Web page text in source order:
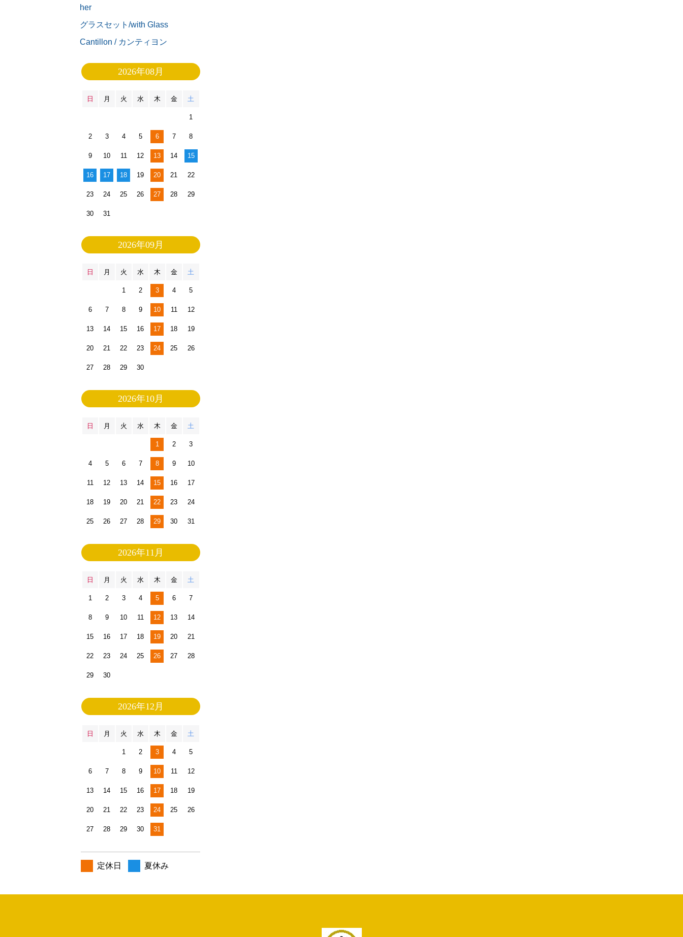
her
グラスセット/with Glass
Cantillon / カンティヨン
2026年08月
日 月 火 水 木 金 土
1
2 3 4 5 6 7 8
9 10 11 12 13 14 15
16 17 18 19 20 21 22
23 24 25 26 27 28 29
30 31
2026年09月
日 月 火 水 木 金 土
1 2 3 4 5
6 7 8 9 10 11 12
13 14 15 16 17 18 19
20 21 22 23 24 25 26
27 28 29 30
2026年10月
日 月 火 水 木 金 土
1 2 3
4 5 6 7 8 9 10
11 12 13 14 15 16 17
18 19 20 21 22 23 24
25 26 27 28 29 30 31
2026年11月
日 月 火 水 木 金 土
1 2 3 4 5 6 7
8 9 10 11 12 13 14
15 16 17 18 19 20 21
22 23 24 25 26 27 28
29 30
2026年12月
日 月 火 水 木 金 土
1 2 3 4 5
6 7 8 9 10 11 12
13 14 15 16 17 18 19
20 21 22 23 24 25 26
27 28 29 30 31
定休日 夏休み